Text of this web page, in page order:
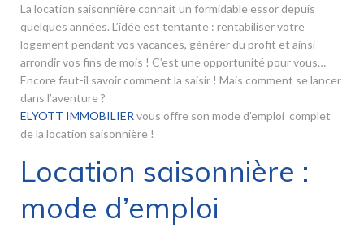
La location saisonnière connait un formidable essor depuis
quelques années. L’idée est tentante : rentabiliser votre
logement pendant vos vacances, générer du profit et ainsi
arrondir vos fins de mois ! C’est une opportunité pour vous…
Encore faut-il savoir comment la saisir ! Mais comment se lancer
dans l’aventure ?
ELYOTT IMMOBILIER vous offre son mode d’emploi complet
de la location saisonnière !
Location saisonnière :
mode d’emploi